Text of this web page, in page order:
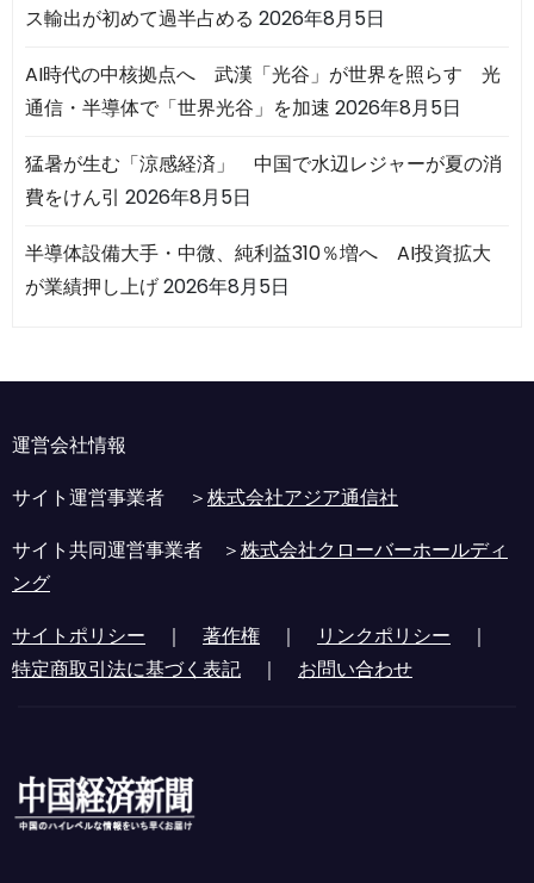
ス輸出が初めて過半占める 2026年8月5日
AI時代の中核拠点へ 武漢「光谷」が世界を照らす 光
通信・半導体で「世界光谷」を加速 2026年8月5日
猛暑が生む「涼感経済」 中国で水辺レジャーが夏の消
費をけん引 2026年8月5日
半導体設備大手・中微、純利益310％増へ AI投資拡大
が業績押し上げ2026年8月5日
運営会社情報
サイト運営事業者 ＞株式会社アジア通信社
サイト共同運営事業者 ＞株式会社クローバーホールディ
ング
サイトポリシー ｜ 著作権 ｜ リンクポリシー ｜
特定商取引法に基づく表記 ｜ お問い合わせ